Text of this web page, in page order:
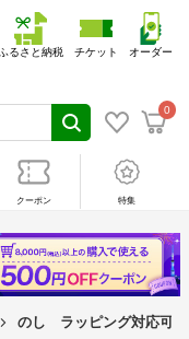
0
ふるさと納税 チケット オーダー
クーポン 特集
のし ラッピング対応可